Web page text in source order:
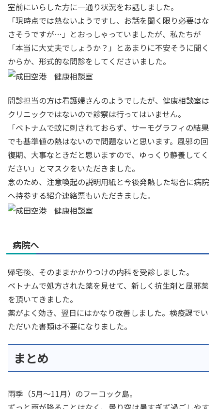
室前にいらした方に一通り状況をお話しました。
「現時点では熱ないようですし、お話を聞く限り必要はな
さそうですが…」とおっしゃっていましたが、私たちが
「本当に大丈夫でしょうか？」とあまりに不安そうに聞く
からか、形式的な問診をしてくださいました。
問診担当の方は看護婦さんのようでしたが、健康相談室は
クリニックではないので診察は行ってはいません。
「ベトナムで蚊に刺されておらず、サーモグラフィの結果
でも基準値の熱はないので問題ないと思います。風邪の回
復期、大事なときだと思いますので、ゆっくり静養してく
ださい」とマスクをいただきました。
念のため、注意喚起の説明用紙と今後発熱した場合に病院
へ持参する紹介連絡票もいただきました。
病院へ
帰宅後、そのままかかりつけの内科を受診しました。
ベトナムで処方された薬を見せて、新しく抗生剤と風邪薬
を頂いてきました。
薬がよく効き、翌日にはかなり改善しました。検疫課でい
ただいた書類は不要になりました。
まとめ
雨季（5月～11月）のフーコック島。